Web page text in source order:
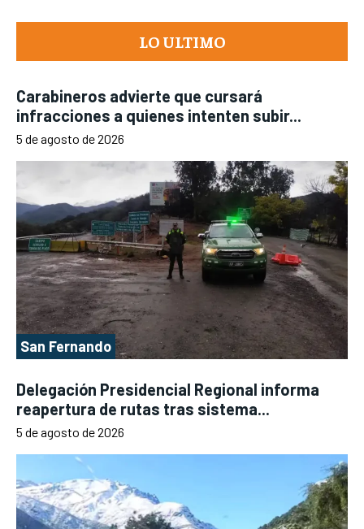
LO ULTIMO
Carabineros advierte que cursará
infracciones a quienes intenten subir...
5 de agosto de 2026
San Fernando
Delegación Presidencial Regional informa
reapertura de rutas tras sistema...
5 de agosto de 2026